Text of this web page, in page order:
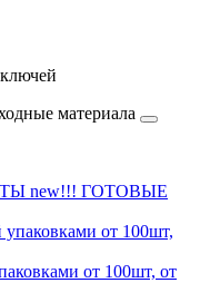
материала
ГОТОВЫЕ
от 100шт, от